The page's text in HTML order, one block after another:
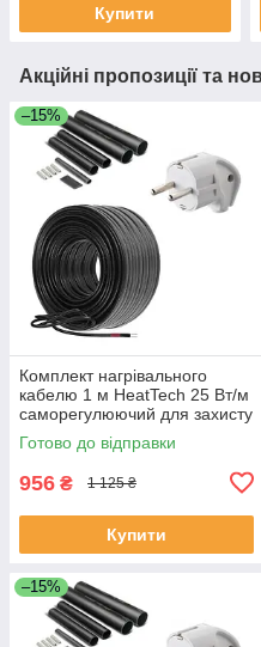
Купити
Акційні пропозиції та
–15%
Комплект нагрівального
кабелю 1 м HeatTech 25 Вт/м
саморегулюючий для захисту
водостоку покрівлі труб
Готово до відправки
956 ₴ 1 125 ₴
Купити
–15%